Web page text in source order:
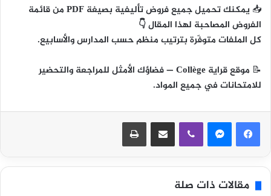
📥
يمكنك تحميل جميع فروض تأليفية بصيغة PDF من قائمة
الفروض المصاحبة لهذا المقال 👇
كل الملفات متوفّرة بترتيب منظم حسب المدارس والأسابيع.
📝 موقع قراية Collège
— فضاؤك الأمثل للمراجعة والتحضير
للامتحانات في جميع المواد.
مشاركة عبر البريد
مقالات ذات صلة